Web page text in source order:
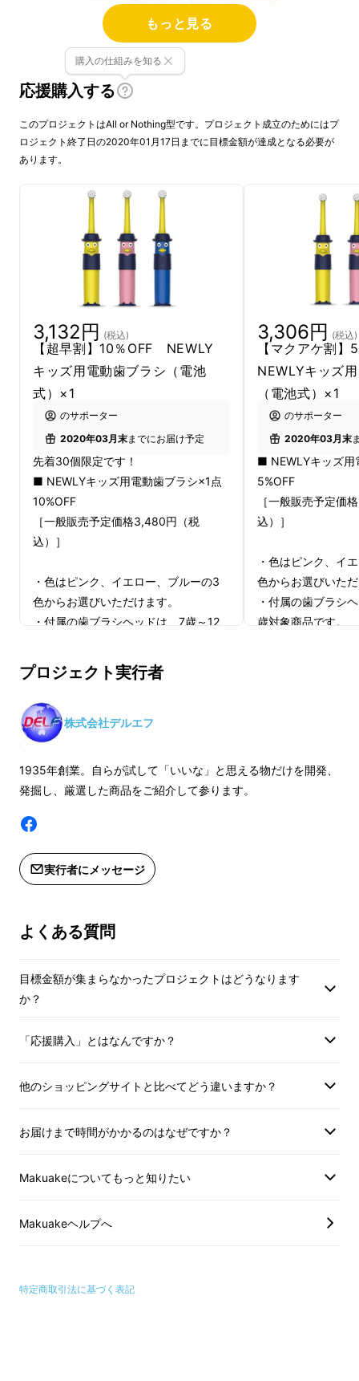
プロジェクト概要
プラーク（歯垢）とは、食べものの残りカスが
歯の表面につき細菌が繁殖したもので、白くね
虫歯や歯周病の原因にもなりま
す。
口の中にプラークをなるべく残さないために
プラークは粘着力があり、水に溶けないので、
うがいではとることができません。
歯ブラシでブラッシングするのが基本ですが、
最低3分間のブラッシングが必要とされてお
り、忙しい現代人やお子様にはとても面倒に感
じてしまうことも…。
ませてしまうと、歯と歯の間の汚れをしっかり
と落とすのはなかなか難しいため、口内トラブ
の6面を一度に歯磨きできます！
特許取得のブラシヘッドにより、歯の6面を一
もっと見る
応援購入する
購入の仕組みを知る
このプロジェクトはAll or Nothing型です。プロジェクト成立のためにはプ
ロジェクト終了日の2020年01月17日までに目標金額が達成となる必要が
あります。
3,132円 (税込)
【超早割】10％OFF NEWLY
キッズ用電動歯ブラシ（電池
式）×1
のサポーター
2020年03月末までにお届け予定
先着30個限定です！
■ NEWLYキッズ用電動歯ブラシ×1点
10%OFF
［一般販売予定価格3,480円（税
込）］
・色はピンク、イエロー、ブルーの3
色からお選びいただけます。
・付属の歯ブラシヘッドは、7歳～12
・3～6歳対象の歯ブラシヘッドは別
途、【替えブラシセット割】をご利用
ください。
※皆様のご支援により量産効率が向上
した場合、正規販売価格が販売予定価
格より下がる可能性もございます。
もございます。ご了承ください。
が異なる場合がございます。
※ご注文状況、使用部材の供給状況、
遅れる場合があります。
3,306円 (税込)
【マクアケ割
NEWLYキッズ
（電池式）×1
のサポーター
2020年03月末
■ NEWLYキッズ用
5%OFF
［一般販売予定価
込）］
・色はピンク、イ
色からお選びいた
・付属の歯ブラシ
歳対象商品です。
格より下がる可能
プロジェクト実行者
株式会社デルエフ
1935年創業。自らが試して「いいな」と思える物だけを開発、
発掘し、厳選した商品をご紹介して参ります。
実行者にメッセージ
よくある質問
目標金額が集まらなかったプロジェクトはどうなります
か？
「応援購入」とはなんですか？
他のショッピングサイトと比べてどう違いますか？
お届けまで時間がかかるのはなぜですか？
Makuakeについてもっと知りたい
Makuakeヘルプへ
特定商取引法に基づく表記